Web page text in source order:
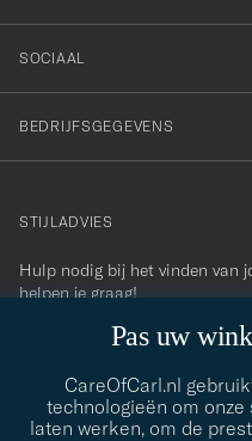
Pas uw
CareOfCarl.nl
technologieën om
laten werken, om de
SOCIAAL
BEDRIJFSGEGEVENS
contact@careofcarl.com
STIJLADVIES
Hulp nodig bij het vinden van
helpen je graag!
STIJLADVIES